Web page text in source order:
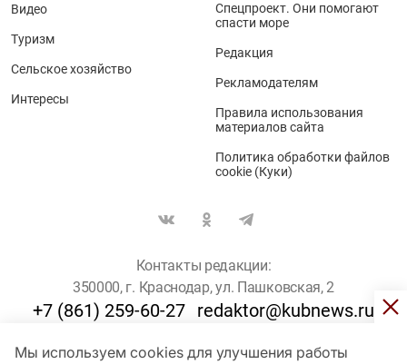
Мы используем cookies для улучшения работы
Видео
Туризм
Сельское хозяйство
Интересы
Спецпроект. Они помогают
спасти море
Редакция
Рекламодателям
Правила использования
материалов сайта
Политика обработки файлов
cookie (Куки)
Контакты редакции:
350000, г. Краснодар, ул. Пашковская, 2
+7 (861) 259-60-27 redaktor@kubnews.ru
Для пользователей старше 16 лет